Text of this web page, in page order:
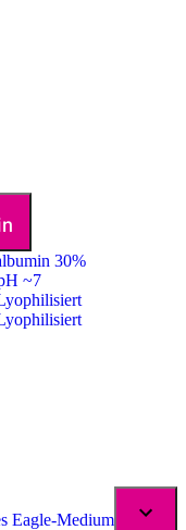
30%
~7
Eagle-Medium